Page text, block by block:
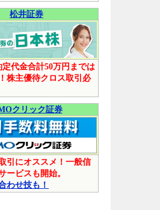
松井証券
定代金合計50万円までは
株主優待クロス取引必
クリック証券
引にオススメ！一般信
ービスも開始。
わせ技も！